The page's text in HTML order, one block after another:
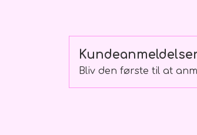
Bliv den første til at